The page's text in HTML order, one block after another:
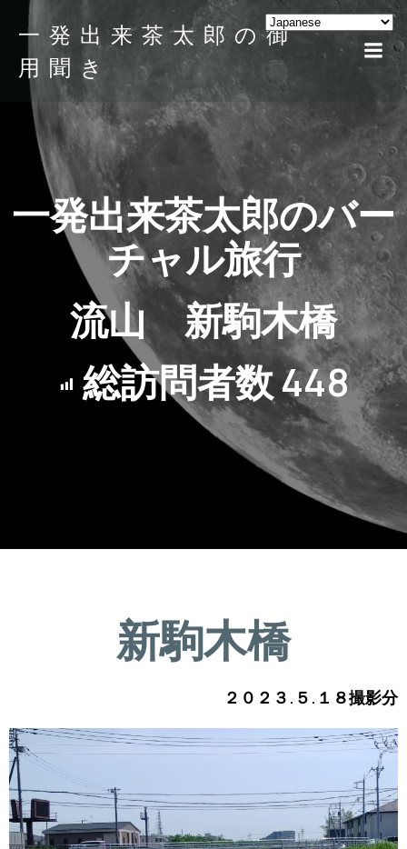
一発出来茶太郎の御
用聞き
一発出来茶太郎のバー
チャル旅行
流山 新駒木橋
総訪問者数448
新駒木橋
２０２３.５.１８撮影分